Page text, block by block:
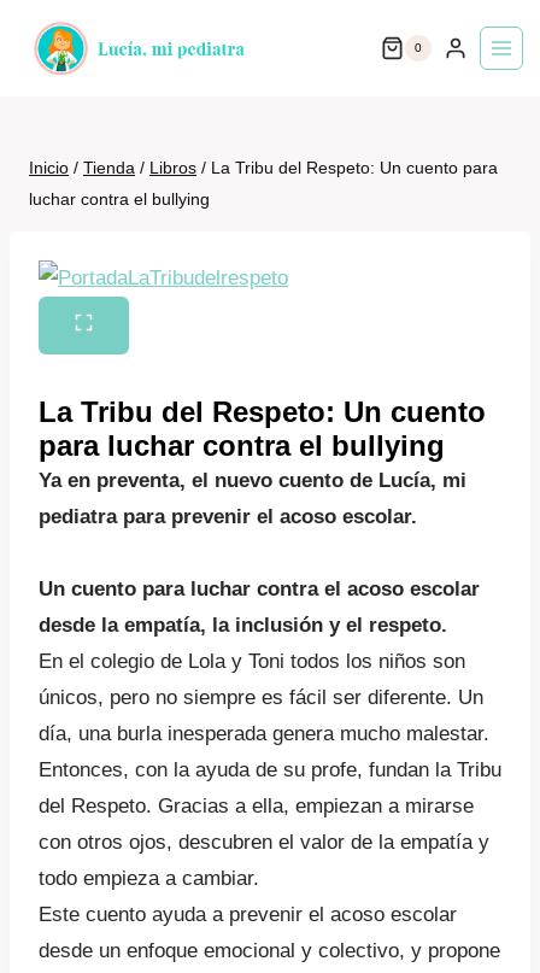
0
Inicio / Tienda / Libros / La Tribu del Respeto: Un cuento para
luchar contra el bullying
La Tribu del Respeto: Un cuento
para luchar contra el bullying
Ya en preventa, el nuevo cuento de Lucía, mi
pediatra para prevenir el acoso escolar.
Un cuento para luchar contra el acoso escolar
desde la empatía, la inclusión y el respeto.
En el colegio de Lola y Toni todos los niños son
únicos, pero no siempre es fácil ser diferente. Un
día, una burla inesperada genera mucho malestar.
Entonces, con la ayuda de su profe, fundan la Tribu
del Respeto. Gracias a ella, empiezan a mirarse
con otros ojos, descubren el valor de la empatía y
todo empieza a cambiar.
Este cuento ayuda a prevenir el acoso escolar
desde un enfoque emocional y colectivo, y propone